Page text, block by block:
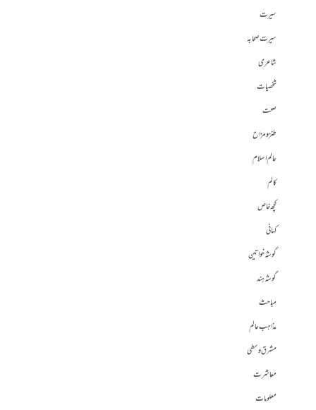
سیرت
سیرت صحابہ
شاعری
شخصیات
صحت
طنز و مزاح
عالم اسلام
کالم
کچھ خاص
کہانی
گوشہ خواتین
گوشہ ہند
مباحث
مذاہب عالم
مشرق وسطی
معاشرت
معلومات